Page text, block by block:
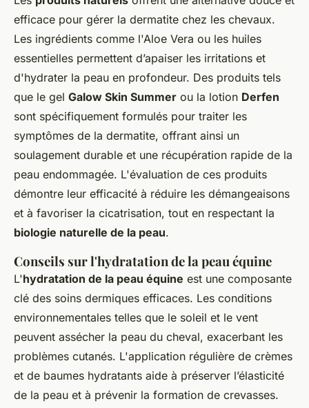
efficace pour gérer la dermatite chez les chevaux.
Les ingrédients comme l'Aloe Vera ou les huiles
essentielles permettent d’apaiser les irritations et
d'hydrater la peau en profondeur. Des produits tels
que le gel Galow Skin Summer ou la lotion Derfen
sont spécifiquement formulés pour traiter les
symptômes de la dermatite, offrant ainsi un
soulagement durable et une récupération rapide de la
peau endommagée. L'évaluation de ces produits
démontre leur efficacité à réduire les démangeaisons
et à favoriser la cicatrisation, tout en respectant la
biologie naturelle de la peau.
Conseils sur l'hydratation de la peau équine
L'hydratation de la peau équine est une composante
clé des soins dermiques efficaces. Les conditions
environnementales telles que le soleil et le vent
peuvent assécher la peau du cheval, exacerbant les
problèmes cutanés. L'application régulière de crèmes
et de baumes hydratants aide à préserver l’élasticité
de la peau et à prévenir la formation de crevasses.